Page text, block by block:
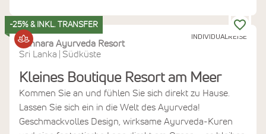
INDIVIDUALREISE
-25% & INKL. TRANSFER
Sithnara Ayurveda Resort
Sri Lanka
Südküste
Kleines Boutique Resort am Meer
Kommen Sie an und fühlen Sie sich direkt zu Hause.
Lassen Sie sich ein in die Welt des Ayurveda!
Geschmackvolles Design, wirksame Ayurveda-Kuren